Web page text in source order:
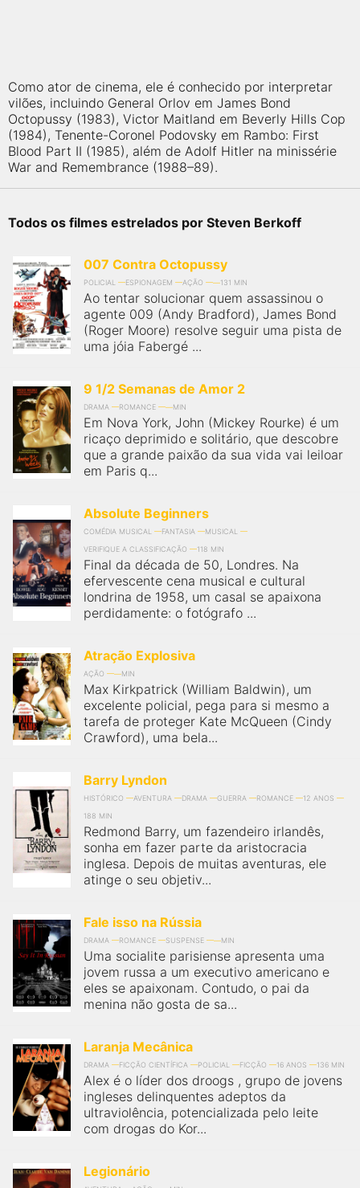
Como ator de cinema, ele é conhecido por interpretar
vilões, incluindo General Orlov em James Bond
Octopussy (1983), Victor Maitland em Beverly Hills Cop
(1984), Tenente-Coronel Podovsky em Rambo: First
Blood Part II (1985), além de Adolf Hitler na minissérie
War and Remembrance (1988–89).
Todos os filmes estrelados por Steven Berkoff
007 Contra Octopussy
POLICIAL ESPIONAGEM AÇÃO 131 MIN
Ao tentar solucionar quem assassinou o
agente 009 (Andy Bradford), James Bond
(Roger Moore) resolve seguir uma pista de
uma jóia Fabergé ...
9 1/2 Semanas de Amor 2
DRAMA ROMANCE MIN
Em Nova York, John (Mickey Rourke) é um
ricaço deprimido e solitário, que descobre
que a grande paixão da sua vida vai leiloar
em Paris q...
Absolute Beginners
COMÉDIA MUSICAL FANTASIA
MUSICAL
VERIFIQUE A CLASSIFICAÇÃO
118 MIN
Final da década de 50, Londres. Na
efervescente cena musical e cultural
londrina de 1958, um casal se apaixona
perdidamente: o fotógrafo ...
Atração Explosiva
AÇÃO MIN
Max Kirkpatrick (William Baldwin), um
excelente policial, pega para si mesmo a
tarefa de proteger Kate McQueen (Cindy
Crawford), uma bela...
Barry Lyndon
HISTÓRICO AVENTURA DRAMA GUERRA ROMANCE
12 ANOS
188 MIN
Redmond Barry, um fazendeiro irlandês,
sonha em fazer parte da aristocracia
inglesa. Depois de muitas aventuras, ele
atinge o seu objetiv...
Fale isso na Rússia
DRAMA ROMANCE SUSPENSE MIN
Uma socialite parisiense apresenta uma
jovem russa a um executivo americano e
eles se apaixonam. Contudo, o pai da
menina não gosta de sa...
Laranja Mecânica
DRAMA FICÇÃO CIENTÍFICA POLICIAL FICÇÃO 16 ANOS 136 MIN
Alex é o líder dos droogs , grupo de jovens
ingleses delinquentes adeptos da
ultraviolência, potencializada pelo leite
com drogas do Kor...
Legionário